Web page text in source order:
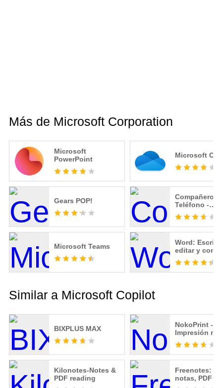
Más de Microsoft Corporation
Microsoft
PowerPoint
Microsoft
Gears POP!
Compañero
Teléfono -
Conexión a
Windows
Microsoft Teams
Word:
editar y
documentos
Similar a Microsoft Copilot
BIXPLUS MAX
NokoPrint -
Impresión
Kilonotes-Notes &
PDF reading
Freenotes:
notas, PDF